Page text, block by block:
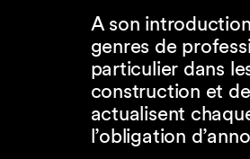
A son
genres de
particulier dans
construction et
actualisent
l’obligation